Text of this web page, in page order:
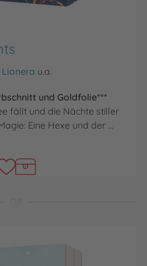
u.a.
und Goldfolie***
fällt und die Nächte stiller
Eine Hexe und der …